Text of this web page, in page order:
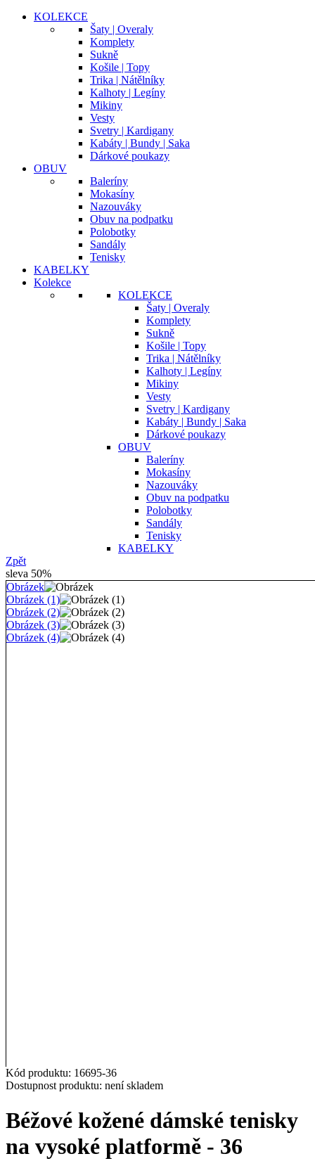
KOLEKCE
Šaty | Overaly
Komplety
Sukně
Košile | Topy
Trika | Nátělníky
Kalhoty | Legíny
Mikiny
Vesty
Svetry | Kardigany
Kabáty | Bundy | Saka
Dárkové poukazy
OBUV
Baleríny
Mokasíny
Nazouváky
Obuv na podpatku
Polobotky
Sandály
Tenisky
KABELKY
Kolekce
KOLEKCE
Šaty | Overaly
Komplety
Sukně
Košile | Topy
Trika | Nátělníky
Kalhoty | Legíny
Mikiny
Vesty
Svetry | Kardigany
Kabáty | Bundy | Saka
Dárkové poukazy
OBUV
Baleríny
Mokasíny
Nazouváky
Obuv na podpatku
Polobotky
Sandály
Tenisky
KABELKY
Zpět
sleva 50%
Obrázek
Obrázek (1)
Obrázek (2)
Obrázek (3)
Obrázek (4)
Přidat k oblíbeným
Kód produktu: 16695-36
Dostupnost produktu: není skladem
Béžové kožené dámské tenisky
na vysoké platformě - 36